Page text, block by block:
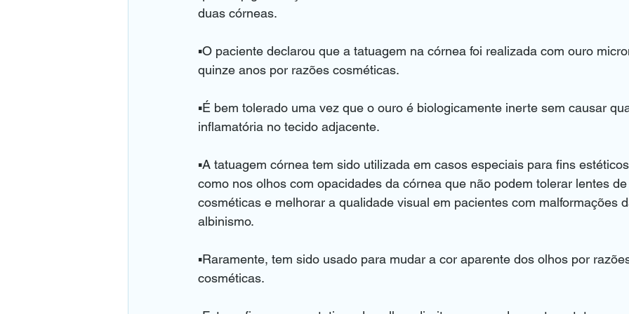
duas córneas.
▪️O paciente declarou que a tatuagem na córnea foi realizada com ouro
quinze anos por razões cosméticas.
▪️É bem tolerado uma vez que o ouro é biologicamente inerte sem causar
inflamatória no tecido adjacente.
▪️A tatuagem córnea tem sido utilizada em casos especiais para fins
como nos olhos com opacidades da córnea que não podem tolerar lentes
cosméticas e melhorar a qualidade visual em pacientes com malformações
albinismo.
▪️Raramente, tem sido usado para mudar a cor aparente dos olhos por
cosméticas.